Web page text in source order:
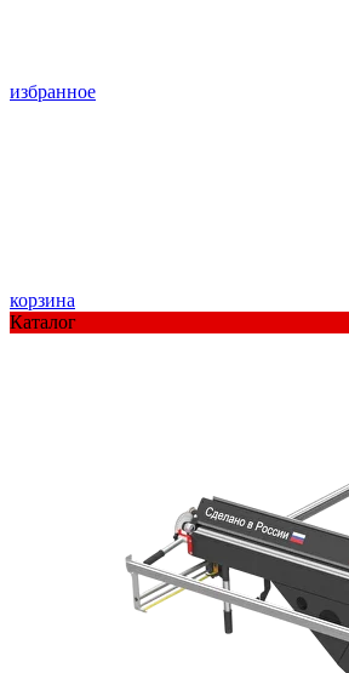
избранное
корзина
Каталог